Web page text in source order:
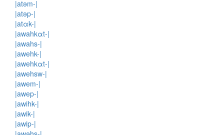
|atəm-|
|atəp-|
|atαk-|
|awahkαt-|
|awahs-|
|awehk-|
|awehkαt-|
|awehsw-|
|awem-|
|awep-|
|awihk-|
|awik-|
|awip-|